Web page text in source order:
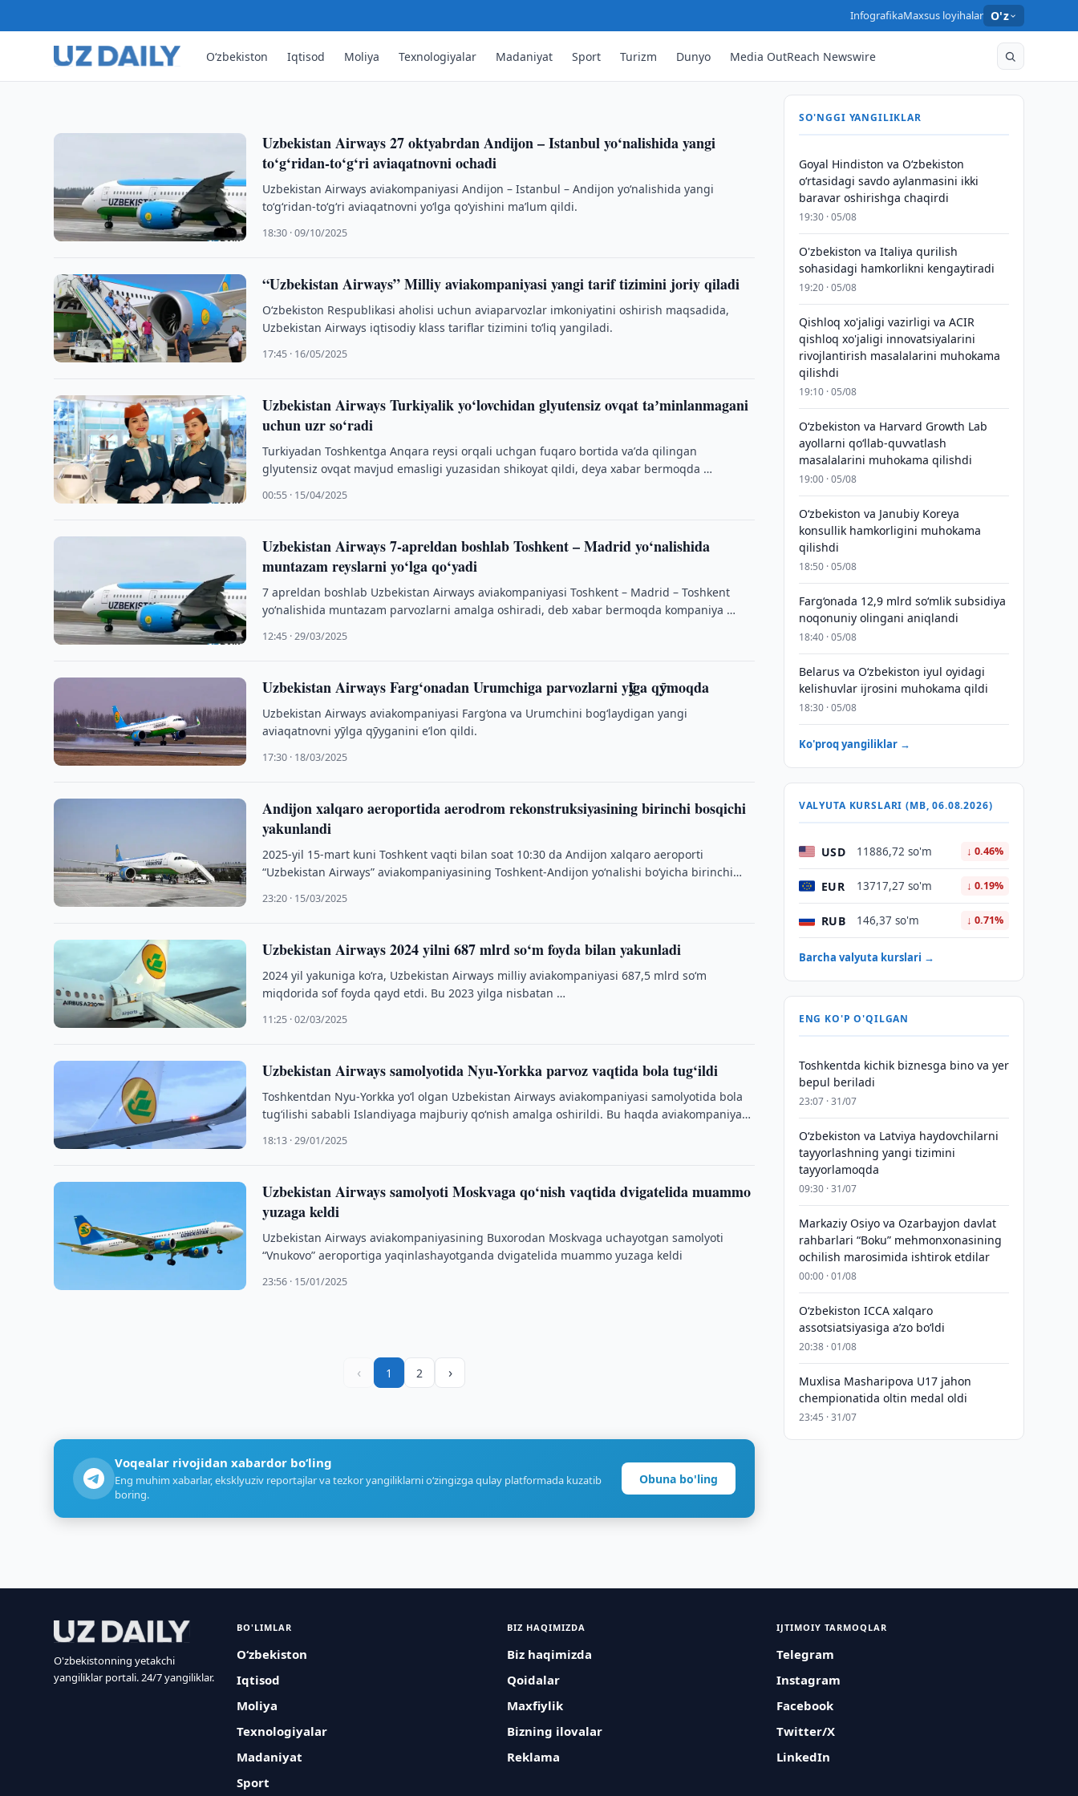
InfografikaMaxsus loyihalar O'z
O‘zbekiston Iqtisod Moliya Texnologiyalar Madaniyat Sport Turizm Dunyo Media OutReach Newswire
qo‘yadi. Bu aloqalar va sayohat imkoniyatlarini kengaytiradi.
17:30 · 30/04/2026
Uzbekistan Airways 27 oktyabrdan Andijon – Istanbul yo‘nalishida yangi
to‘g‘ridan-to‘g‘ri aviaqatnovni ochadi
Uzbekistan Airways aviakompaniyasi Andijon – Istanbul – Andijon yo‘nalishida yangi
to‘g‘ridan-to‘g‘ri aviaqatnovni yo‘lga qo‘yishini maʼlum qildi.
18:30 · 09/10/2025
“Uzbekistan Airways” Milliy aviakompaniyasi yangi tarif tizimini joriy qiladi
O‘zbekiston Respublikasi aholisi uchun aviaparvozlar imkoniyatini oshirish maqsadida,
Uzbekistan Airways iqtisodiy klass tariflar tizimini to‘liq yangiladi.
17:45 · 16/05/2025
Uzbekistan Airways Turkiyalik yo‘lovchidan glyutensiz ovqat taʼminlanmagani
uchun uzr so‘radi
Turkiyadan Toshkentga Anqara reysi orqali uchgan fuqaro bortida vaʼda qilingan
glyutensiz ovqat mavjud emasligi yuzasidan shikoyat qildi, deya xabar bermoqda …
00:55 · 15/04/2025
Uzbekistan Airways 7-apreldan boshlab Toshkent – Madrid yo‘nalishida
muntazam reyslarni yo‘lga qo‘yadi
7 apreldan boshlab Uzbekistan Airways aviakompaniyasi Toshkent – Madrid – Toshkent
yo‘nalishida muntazam parvozlarni amalga oshiradi, deb xabar bermoqda kompaniya …
12:45 · 29/03/2025
Uzbekistan Airways Farg‘onadan Urumchiga parvozlarni yӯlga qӯymoqda
Uzbekistan Airways aviakompaniyasi Farg‘ona va Urumchini bog‘laydigan yangi
aviaqatnovni yӯlga qӯyganini eʼlon qildi.
17:30 · 18/03/2025
Andijon xalqaro aeroportida aerodrom rekonstruksiyasining birinchi bosqichi
yakunlandi
2025-yil 15-mart kuni Toshkent vaqti bilan soat 10:30 da Andijon xalqaro aeroporti
“Uzbekistan Airways” aviakompaniyasining Toshkent-Andijon yo‘nalishi bo‘yicha birinchi
23:20 · 15/03/2025
Uzbekistan Airways 2024 yilni 687 mlrd so‘m foyda bilan yakunladi
2024 yil yakuniga ko‘ra, Uzbekistan Airways milliy aviakompaniyasi 687,5 mlrd so‘m
miqdorida sof foyda qayd etdi. Bu 2023 yilga nisbatan …
11:25 · 02/03/2025
Uzbekistan Airways samolyotida Nyu-Yorkka parvoz vaqtida bola tug‘ildi
Toshkentdan Nyu-Yorkka yo‘l olgan Uzbekistan Airways aviakompaniyasi samolyotida bola
tug‘ilishi sababli Islandiyaga majburiy qo‘nish amalga oshirildi. Bu haqda aviakompaniya
18:13 · 29/01/2025
Uzbekistan Airways samolyoti Moskvaga qo‘nish vaqtida dvigatelida muammo
yuzaga keldi
Uzbekistan Airways aviakompaniyasining Buxorodan Moskvaga uchayotgan samolyoti
“Vnukovo” aeroportiga yaqinlashayotganda dvigatelida muammo yuzaga keldi
23:56 · 15/01/2025
‹ 1 2 ›
Voqealar rivojidan xabardor bo‘ling
Eng muhim xabarlar, eksklyuziv reportajlar va tezkor yangiliklarni o‘zingizga qulay platformada kuzatib
boring.
Obuna bo'ling
SO'NGGI YANGILIKLAR
Goyal Hindiston va Oʻzbekiston
oʻrtasidagi savdo aylanmasini ikki
baravar oshirishga chaqirdi
19:30 · 05/08
O'zbekiston va Italiya qurilish
sohasidagi hamkorlikni kengaytiradi
19:20 · 05/08
Qishloq xo'jaligi vazirligi va ACIR
qishloq xo'jaligi innovatsiyalarini
rivojlantirish masalalarini muhokama
qilishdi
19:10 · 05/08
Oʻzbekiston va Harvard Growth Lab
ayollarni qoʻllab-quvvatlash
masalalarini muhokama qilishdi
19:00 · 05/08
Oʻzbekiston va Janubiy Koreya
konsullik hamkorligini muhokama
qilishdi
18:50 · 05/08
Farg‘onada 12,9 mlrd so‘mlik subsidiya
noqonuniy olingani aniqlandi
18:40 · 05/08
Belarus va O‘zbekiston iyul oyidagi
kelishuvlar ijrosini muhokama qildi
18:30 · 05/08
Ko'proq yangiliklar →
VALYUTA KURSLARI (MB, 06.08.2026)
USD 11886,72 so'm ↓ 0.46%
EUR 13717,27 so'm ↓ 0.19%
RUB 146,37 so'm ↓ 0.71%
Barcha valyuta kurslari →
ENG KO'P O'QILGAN
Toshkentda kichik biznesga bino va yer
bepul beriladi
23:07 · 31/07
Oʻzbekiston va Latviya haydovchilarni
tayyorlashning yangi tizimini
tayyorlamoqda
09:30 · 31/07
Markaziy Osiyo va Ozarbayjon davlat
rahbarlari “Boku” mehmonxonasining
ochilish marosimida ishtirok etdilar
00:00 · 01/08
O‘zbekiston ICCA xalqaro
assotsiatsiyasiga aʼzo bo‘ldi
20:38 · 01/08
Muxlisa Masharipova U17 jahon
chempionatida oltin medal oldi
23:45 · 31/07
O'zbekistonning yetakchi
yangiliklar portali. 24/7 yangiliklar.
BO'LIMLAR
O‘zbekiston
Iqtisod
Moliya
Texnologiyalar
Madaniyat
Sport
BIZ HAQIMIZDA
Biz haqimizda
Qoidalar
Maxfiylik
Bizning ilovalar
Reklama
IJTIMOIY TARMOQLAR
Telegram
Instagram
Facebook
Twitter/X
LinkedIn